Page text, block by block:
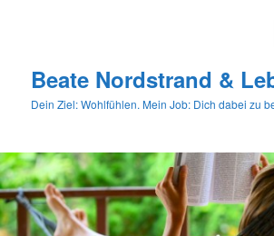
Beate Nordstrand &
Dein Ziel: Wohlfühlen. Mein Job: Dich dabei zu